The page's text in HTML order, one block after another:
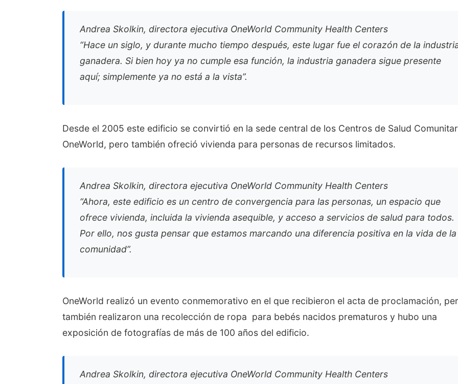
Andrea Skolkin, directora ejecutiva OneWorld Community Health Centers
“Hace un siglo, y durante mucho tiempo después, este lugar fue el corazón de la
ganadera. Si bien hoy ya no cumple esa función, la industria ganadera sigue presente
aquí; simplemente ya no está a la vista”.
Desde el 2005 este edificio se convirtió en la sede central de los Centros de Salud
OneWorld, pero también ofreció vivienda para personas de recursos limitados.
Andrea Skolkin, directora ejecutiva OneWorld Community Health Centers
“Ahora, este edificio es un centro de convergencia para las personas, un espacio que
ofrece vivienda, incluida la vivienda asequible, y acceso a servicios de salud para todos.
Por ello, nos gusta pensar que estamos marcando una diferencia positiva en la vida de la
comunidad”.
OneWorld realizó un evento conmemorativo en el que recibieron el acta de proclamación,
también realizaron una recolección de ropa para bebés nacidos prematuros y hubo una
exposición de fotografías de más de 100 años del edificio.
Andrea Skolkin, directora ejecutiva OneWorld Community Health Centers